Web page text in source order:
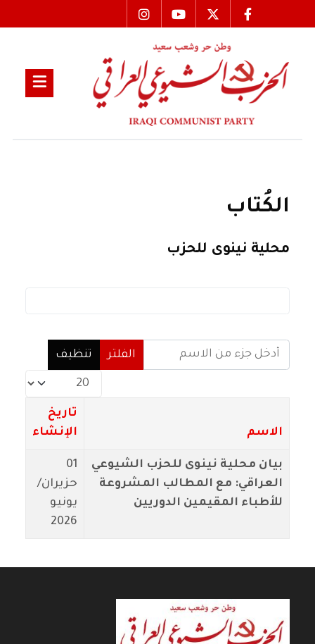
الكُتاب
محلية نينوى للحزب
أدخل جزء من الاسم
الفلتر
تنظيف
عدد الإظهارات:
الاسم
تاريخ
الإنشاء
بيان محلية نينوى للحزب الشيوعي
العراقي: مع المطالب المشروعة
للأطباء المقيمين الدوريين
01
حزيران/
يونيو
2026